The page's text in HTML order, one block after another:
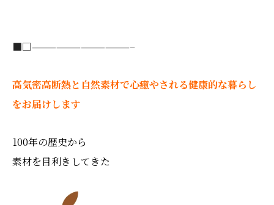
■□————————————–
高気密高断熱と自然素材で心癒やされる健康的な暮らし
をお届けします
100年の歴史から
素材を目利きしてきた